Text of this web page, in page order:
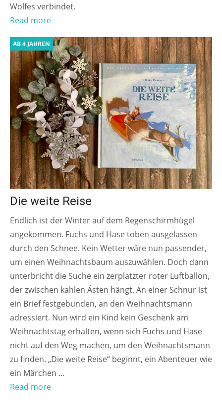
Wolfes verbindet.
Read more
AB 4 JAHREN
Die weite Reise
Endlich ist der Winter auf dem Regenschirmhügel
angekommen. Fuchs und Hase toben ausgelassen
durch den Schnee. Kein Wetter wäre nun passender,
um einen Weihnachtsbaum auszuwählen. Doch dann
unterbricht die Suche ein zerplatzter roter Luftballon,
der zwischen kahlen Ästen hängt. An einer Schnur ist
ein Brief festgebunden, an den Weihnachtsmann
adressiert. Nun wird ein Kind kein Geschenk am
Weihnachtstag erhalten, wenn sich Fuchs und Hase
nicht auf den Weg machen, um den Weihnachtsmann
zu finden. „Die weite Reise“ beginnt, ein Abenteuer wie
ein Märchen …
Read more